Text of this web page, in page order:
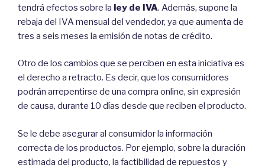
tendrá efectos sobre la ley de IVA. Además, supone la
rebaja del IVA mensual del vendedor, ya que aumenta de
tres a seis meses la emisión de notas de crédito.
Otro de los cambios que se perciben en esta iniciativa es
el derecho a retracto. Es decir, que los consumidores
podrán arrepentirse de una compra online, sin expresión
de causa, durante 10 días desde que reciben el producto.
Se le debe asegurar al consumidor la información
correcta de los productos. Por ejemplo, sobre la duración
estimada del producto, la factibilidad de repuestos y